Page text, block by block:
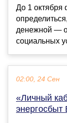
До 1 октября
денежной —
социальных
02:00, 24 Сен
«Личный
энергосбыт